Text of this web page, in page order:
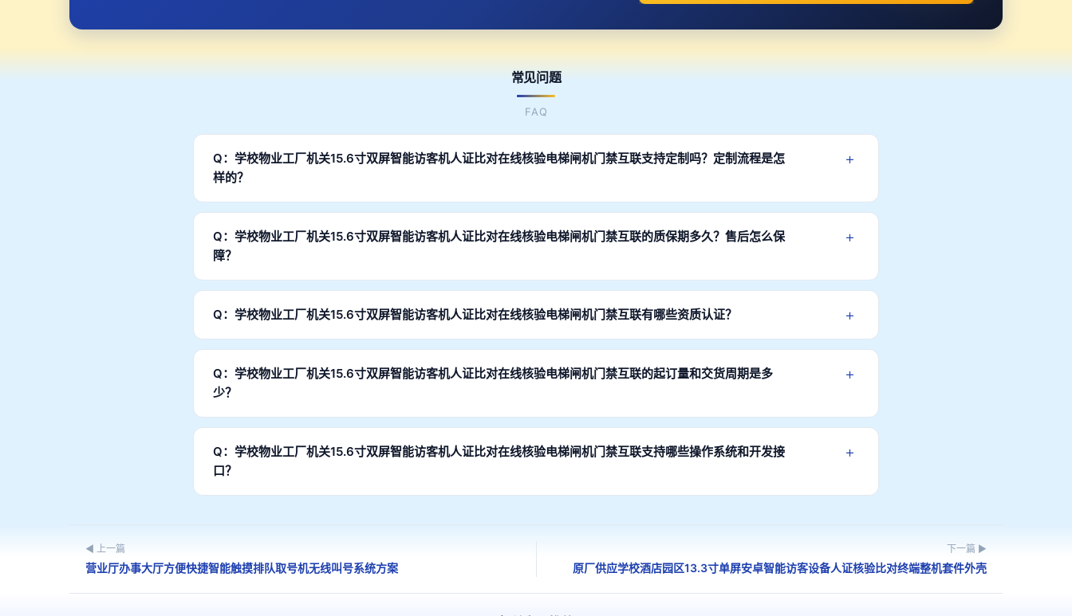
常见问题
FAQ
Q：学校物业工厂机关15.6寸双屏智能访客机人证比对在线核验电梯闸机门禁互联支持定制吗？定制流程是怎
样的？
+
A：支持全面定制。包括外观结构设计、尺寸定制、硬件配置选型、软件功能开发、SDK接口对接等。定制流程：需求沟通→方案设
计→样品制作→验收确认→批量生产。样品2-4周交付，批量下单免费开发。
Q：学校物业工厂机关15.6寸双屏智能访客机人证比对在线核验电梯闸机门禁互联的质保期多久？售后怎么保
障？
+
A：整机质保2年，核心部件质保3年。深圳自有工厂直发，提供7x24小时技术支持，远程协助+上门服务，终身维护，确保设备稳定
运行。
Q：学校物业工厂机关15.6寸双屏智能访客机人证比对在线核验电梯闸机门禁互联有哪些资质认证？ +
A：产品通过GA认证、CCC认证、CE认证等，具备软硬件专利和医疗器械/政务设备检测报告，满足政务、医疗、金融等行业准入要
求。
Q：学校物业工厂机关15.6寸双屏智能访客机人证比对在线核验电梯闸机门禁互联的起订量和交货周期是多
少？
+
A：样品1台起订，批量订单10台起。样品交期2-4周，批量订单交期4-6周，支持加急服务。深圳工厂直发，物流快捷。
Q：学校物业工厂机关15.6寸双屏智能访客机人证比对在线核验电梯闸机门禁互联支持哪些操作系统和开发接
口？
+
◀ 上一篇
营业厅办事大厅方便快捷智能触摸排队取号机无线叫号系统方案
下一篇 ▶
原厂供应学校酒店园区13.3寸单屏安卓智能访客设备人证核验比对终端整机套件外壳